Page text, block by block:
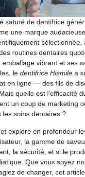
saturé de dentifrice
une marque
sélectionnée,
routines dentaires
vibrant et ses
le dentifrice Hismile a
en ligne — des fils de
quelle est l’efficacité
un coup de marketing
les soins dentaires ?
explore en profondeur
la gamme de
la sécurité, et si le
Que vous soyez
de changer, cet